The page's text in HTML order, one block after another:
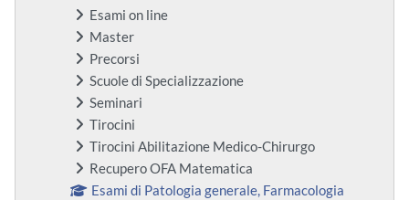
Esami on line
Master
Precorsi
Scuole di Specializzazione
Seminari
Tirocini
Tirocini Abilitazione Medico-Chirurgo
Recupero OFA Matematica
Esami di Patologia generale, Farmacologia